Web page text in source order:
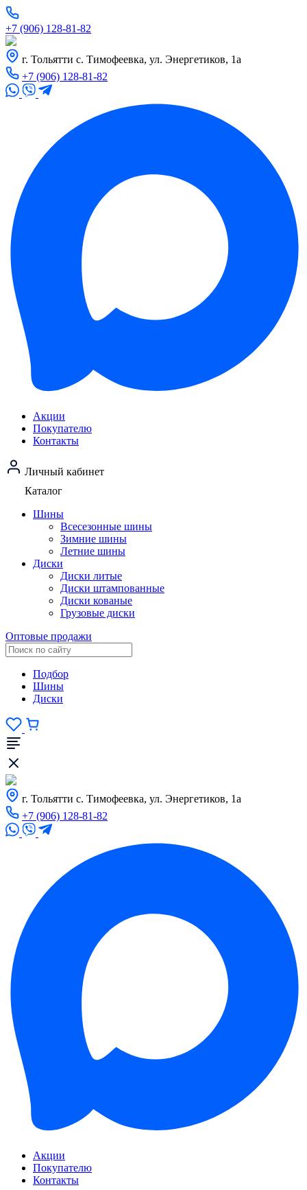
+7 (906) 128-81-82
г. Тольятти с. Тимофеевка, ул. Энергетиков, 1а
+7 (906) 128-81-82
Акции
Покупателю
Контакты
Личный кабинет
Каталог
Шины
Всесезонные шины
Зимние шины
Летние шины
Диски
Диски литые
Диски штампованные
Диски кованые
Грузовые диски
Оптовые продажи
Подбор
Шины
Диски
г. Тольятти с. Тимофеевка, ул. Энергетиков, 1а
+7 (906) 128-81-82
Акции
Покупателю
Контакты